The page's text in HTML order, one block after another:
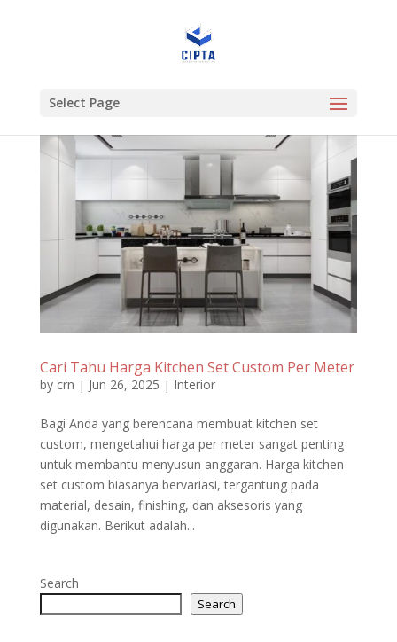
Select Page
Cari Tahu Harga Kitchen Set Custom Per Meter
by crn | Jun 26, 2025 | Interior
Bagi Anda yang berencana membuat kitchen set
custom, mengetahui harga per meter sangat penting
untuk membantu menyusun anggaran. Harga kitchen
set custom biasanya bervariasi, tergantung pada
material, desain, finishing, dan aksesoris yang
digunakan. Berikut adalah...
Search
Search